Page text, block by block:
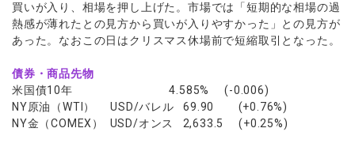
買いが入り、相場を押し上げた。市場では「短期的な相場の過
熱感が薄れたとの見方から買いが入りやすかった」との見方が
あった。なおこの日はクリスマス休場前で短縮取引となった。
債券・商品先物
米国債10年 4.585% (-0.006)
NY原油（WTI） USD/バレル 69.90 (+0.76%)
NY金（COMEX） USD/オンス 2,633.5 (+0.25%)